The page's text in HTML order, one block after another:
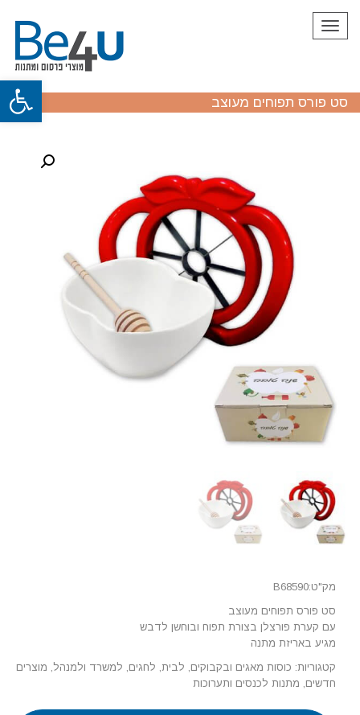
תפריט
סט פורס תפוחים מעוצב
מק"ט:B68590
סט פורס תפוחים מעוצב
עם קערת פורצלן בצורת תפוח ובוחשן לדבש
מגיע באריזת מתנה
קטגוריות: כוסות מאגים ובקבוקים לבית לחגים למשרד ולמנהל מוצרים
חדשים מתנות לכנסים ותערוכות